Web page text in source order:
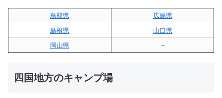
鳥取県
広島県
島根県
山口県
岡山県
–
四国地方のキャンプ場